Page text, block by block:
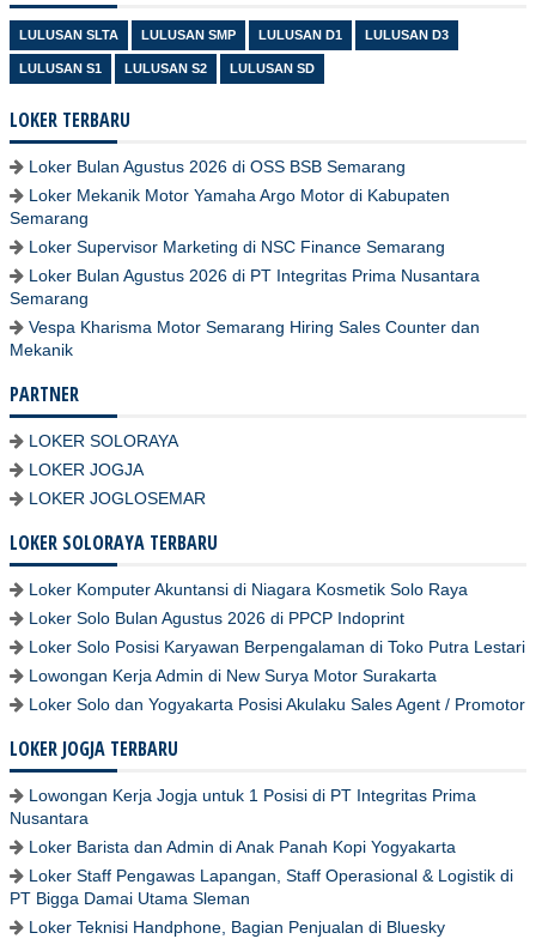
LULUSAN SLTA LULUSAN SMP LULUSAN D1 LULUSAN D3
LULUSAN S1 LULUSAN S2 LULUSAN SD
LOKER TERBARU
Loker Bulan Agustus 2026 di OSS BSB Semarang
Loker Mekanik Motor Yamaha Argo Motor di Kabupaten
Semarang
Loker Supervisor Marketing di NSC Finance Semarang
Loker Bulan Agustus 2026 di PT Integritas Prima Nusantara
Semarang
Vespa Kharisma Motor Semarang Hiring Sales Counter dan
Mekanik
PARTNER
LOKER SOLORAYA
LOKER JOGJA
LOKER JOGLOSEMAR
LOKER SOLORAYA TERBARU
Loker Komputer Akuntansi di Niagara Kosmetik Solo Raya
Loker Solo Bulan Agustus 2026 di PPCP Indoprint
Loker Solo Posisi Karyawan Berpengalaman di Toko Putra Lestari
Lowongan Kerja Admin di New Surya Motor Surakarta
Loker Solo dan Yogyakarta Posisi Akulaku Sales Agent / Promotor
LOKER JOGJA TERBARU
Lowongan Kerja Jogja untuk 1 Posisi di PT Integritas Prima
Nusantara
Loker Barista dan Admin di Anak Panah Kopi Yogyakarta
Loker Staff Pengawas Lapangan, Staff Operasional & Logistik di
PT Bigga Damai Utama Sleman
Loker Teknisi Handphone, Bagian Penjualan di Bluesky